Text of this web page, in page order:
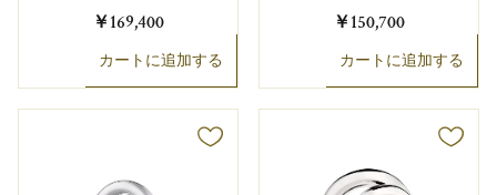
￥169,400
カートに追加する
￥150,700
カートに追加する